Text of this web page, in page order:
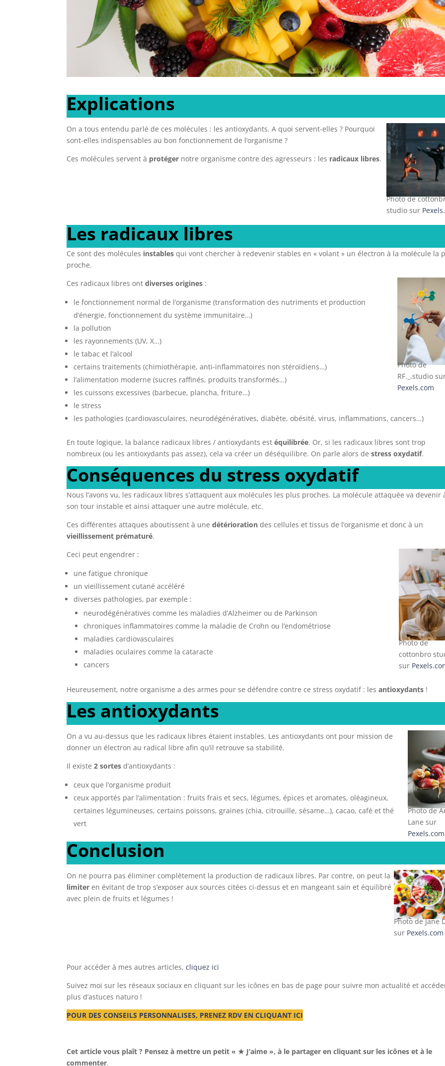
Explications
Photo de
studio sur
On a tous entendu parlé de ces molécules : les antioxydants. A quoi servent-elles ? Pourquoi
sont-elles indispensables au bon fonctionnement de l’organisme ?
Ces molécules servent à protéger notre organisme contre des agresseurs : les radicaux libres.
Les radicaux libres
Ce sont des molécules instablesqui vont chercher à redevenir stables en « volant » un électron à la molécule la
proche.
Photo de
RF._.studio
Pexels.com
Ces radicaux libres ontdiverses origines :
le fonctionnement normal de l’organisme (transformation des nutriments et production
d’énergie, fonctionnement du système immunitaire…)
la pollution
les rayonnements (UV, X…)
le tabac et l’alcool
certains traitements (chimiothérapie, anti-inflammatoires non stéroïdiens…)
l’alimentation moderne (sucres raffinés, produits transformés…)
les cuissons excessives (barbecue, plancha, friture…)
le stress
les pathologies (cardiovasculaires, neurodégénératives, diabète, obésité, virus, inflammations, cancers…)
En toute logique, la balance radicaux libres / antioxydants estéquilibrée. Or, si les radicaux libres sont trop
nombreux (ou les antioxydants pas assez), cela va créer un déséquilibre. On parle alors destress oxydatif.
Conséquences du stress oxydatif
Nous l’avons vu, les radicaux libres s’attaquent aux molécules les plus proches. La molécule attaquée va devenir
son tour instable et ainsi attaquer une autre molécule, etc.
Ces différentes attaques aboutissent à unedétérioration des cellules et tissus de l’organisme et donc à un
vieillissement prématuré.
Photo de
cottonbro
sur
Ceci peut engendrer :
une fatigue chronique
un vieillissement cutané accéléré
diverses pathologies, par exemple :
neurodégénératives comme les maladies d’Alzheimer ou de Parkinson
chroniques inflammatoires comme la maladie de Crohn ou l’endométriose
maladies cardiovasculaires
maladies oculaires comme la cataracte
cancers
Heureusement, notre organisme a des armes pour se défendre contre ce stress oxydatif : lesantioxydants !
Les antioxydants
Photo de
Lane sur
Pexels.com
On a vu au-dessus que les radicaux libres étaient instables. Les antioxydants ont pour mission de
donner un électron au radical libre afin qu’il retrouve sa stabilité.
Il existe2 sortes d’antioxydants :
ceux que l’organisme produit
ceux apportés par l’alimentation : fruits frais et secs, légumes, épices et aromates, oléagineux,
certaines légumineuses, certains poissons, graines (chia, citrouille, sésame…), cacao, café et thé
vert
Conclusion
Photo de Jane
sur Pexels.com
On ne pourra pas éliminer complètement la production de radicaux libres. Par contre, on peut la
limiter en évitant de trop s’exposer aux sources citées ci-dessus et en mangeant sain et équilibré
avec plein de fruits et légumes !
Pour accéder à mes autres articles,cliquez ici
Suivez moi sur les réseaux sociaux en cliquant sur les icônes en bas de page pour suivre mon actualité et
plus d’astuces naturo !
POUR DES CONSEILS PERSONNALISES, PRENEZ RDV EN CLIQUANT ICI
Cet article vous plaît ? Pensez à mettre un petit « ★ J’aime », à le partager en cliquant sur les icônes et à le
commenter.